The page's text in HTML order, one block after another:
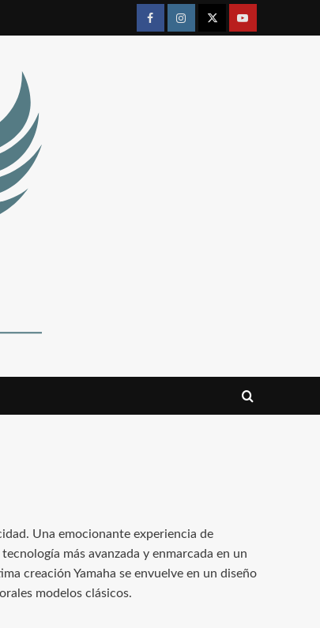
Una emocionante experiencia de
más avanzada y enmarcada en un
creación Yamaha se envuelve en un diseño
modelos clásicos.